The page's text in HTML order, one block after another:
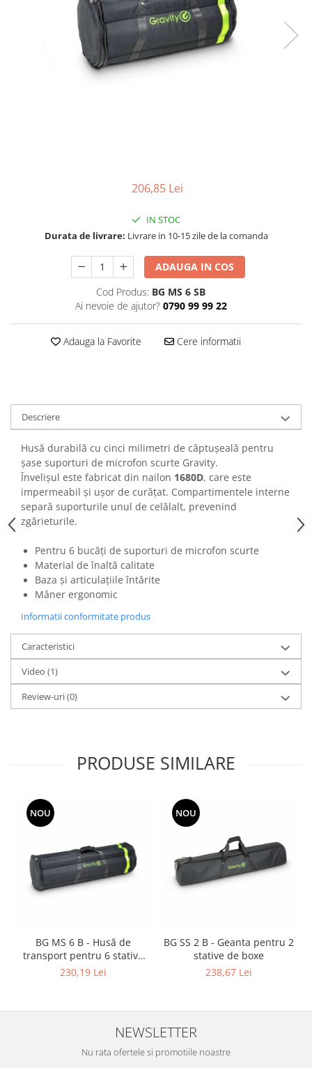
Accesorii Generale
Accesorii pentru boxe
Adaptoare Audio
Cabluri la metru
Stage Box Multicore
Casti
Casti cu fir
Microfoane
Accesorii pentru Microfoane
Headset-uri si lavaliere
Microfoane cu fir pentru live
Microfoane de captura
Microfoane pentru instrumente
Microfoane USB - Podcast, Gaming
Seturi de microfoane
Sisteme wireless
Mixere
Accesorii mixere
Mixere digitale
Mixere pentru DJ
Monitorizare In-Ear
Stative pentru Boxe
Moving head-uri – Spot
Proiectoare Lumini
206,85 Lei
IN STOC
Durata de livrare: Livrare in 10-15 zile de la comanda
ADAUGA IN COS
Cod Produs: BG MS 6 SB
Ai nevoie de ajutor? 0790 99 99 22
Adauga la Favorite Cere informatii
Descriere
Husă durabilă cu cinci milimetri de căptușeală pentru
șase suporturi de microfon scurte Gravity.
Învelișul este fabricat din nailon 1680D, care este
impermeabil și ușor de curățat. Compartimentele interne
separă suporturile unul de celălalt, prevenind
zgârieturile.
Pentru 6 bucăți de suporturi de microfon scurte
Material de înaltă calitate
Baza și articulațiile întărite
Mâner ergonomic
Informatii conformitate produs
Caracteristici
Video (1)
Review-uri(0)
PRODUSE SIMILARE
NOU
BG MS 6 B - Husă de
transport pentru 6 stative
de microfon
230,19 Lei
NOU
BG SS 2 B - Geanta pentru 2
stative de boxe
238,67 Lei
NEWSLETTER
Nu rata ofertele si promotiile noastre